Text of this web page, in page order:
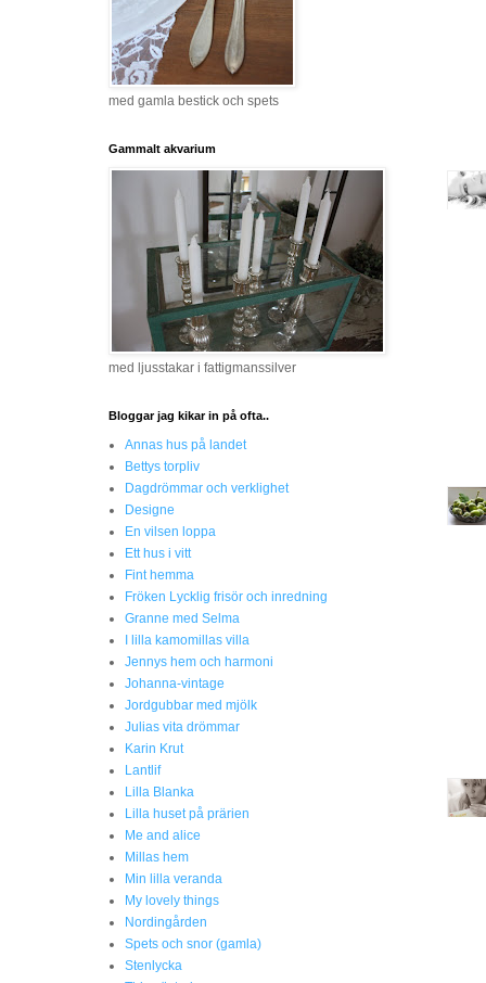
med gamla bestick och spets
Gammalt akvarium
med ljusstakar i fattigmanssilver
Bloggar jag kikar in på ofta..
Annas hus på landet
Bettys torpliv
Dagdrömmar och verklighet
Designe
En vilsen loppa
Ett hus i vitt
Fint hemma
Fröken Lycklig frisör och inredning
Granne med Selma
I lilla kamomillas villa
Jennys hem och harmoni
Johanna-vintage
Jordgubbar med mjölk
Julias vita drömmar
Karin Krut
Lantlif
Lilla Blanka
Lilla huset på prärien
Me and alice
Millas hem
Min lilla veranda
My lovely things
Nordingården
Spets och snor (gamla)
Stenlycka